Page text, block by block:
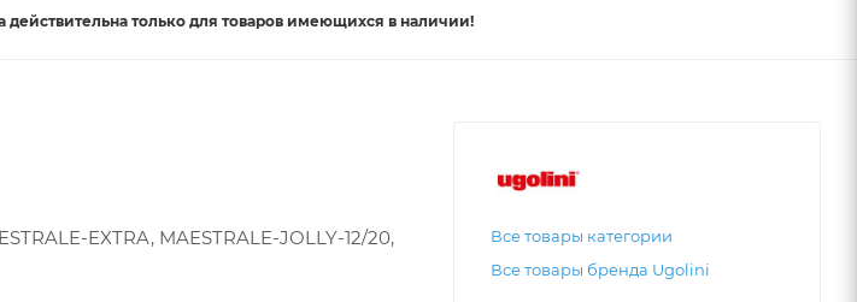
действительна только для товаров имеющихся в наличии!
EXTRA, MAESTRALE-JOLLY-12/20,
Все товары категории
Все товары бренда Ugolini